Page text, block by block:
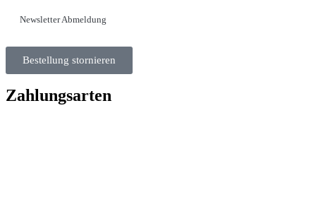
Newsletter Abmeldung
Bestellung stornieren
Zahlungsarten